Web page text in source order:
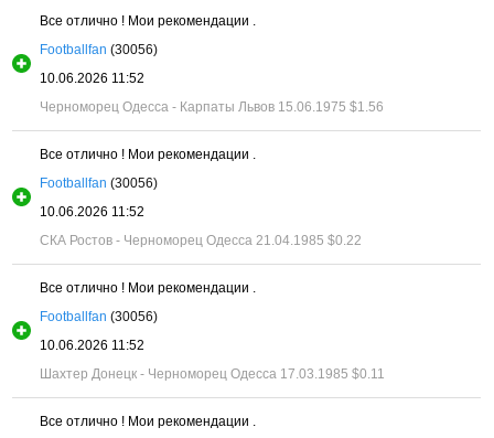
Все отлично ! Мои рекомендации .
Footballfan (30056)
10.06.2026 11:52
Черноморец Одесса - Карпаты Львов 15.06.1975 $1.56
Все отлично ! Мои рекомендации .
Footballfan (30056)
10.06.2026 11:52
СКА Ростов - Черноморец Одесса 21.04.1985 $0.22
Все отлично ! Мои рекомендации .
Footballfan (30056)
10.06.2026 11:52
Шахтер Донецк - Черноморец Одесса 17.03.1985 $0.11
Все отлично ! Мои рекомендации .